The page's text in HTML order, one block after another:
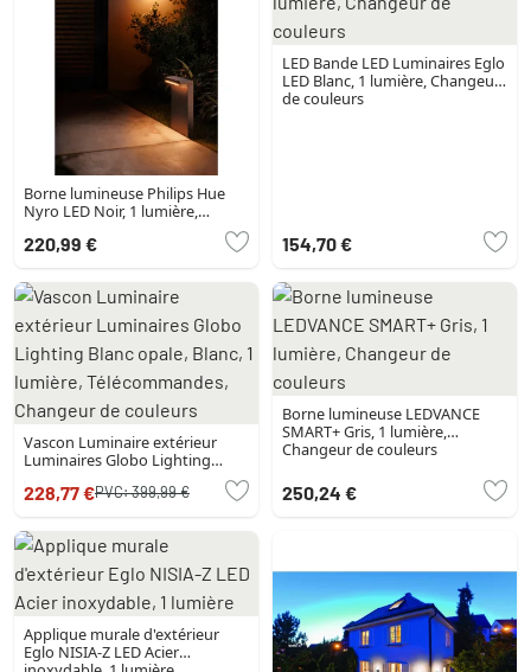
Borne lumineuse Philips Hue
Nyro LED Noir, 1 lumière,
220,99 €
LED Bande LED Luminaires Eglo
LED Blanc, 1 lumière, Changeur
de couleurs
154,70 €
Vascon Luminaire extérieur
Luminaires Globo Lighting
Télécommandes, Changeur de
228,77 €PVC:399,99 €
Borne lumineuse LEDVANCE
SMART+ Gris, 1 lumière,
Changeur de couleurs
250,24 €
Applique murale d'extérieur
Eglo NISIA-Z LED Acier